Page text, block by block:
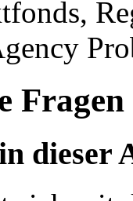
Fragen
dieser